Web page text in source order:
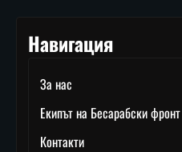
Навигация
За нас
Екипът на Бесарабски фронт
Контакти